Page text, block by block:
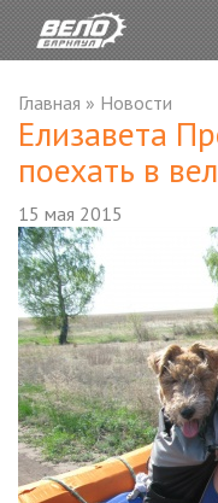
Главная » Новости
Елизавета
поехать в
15 мая 2015